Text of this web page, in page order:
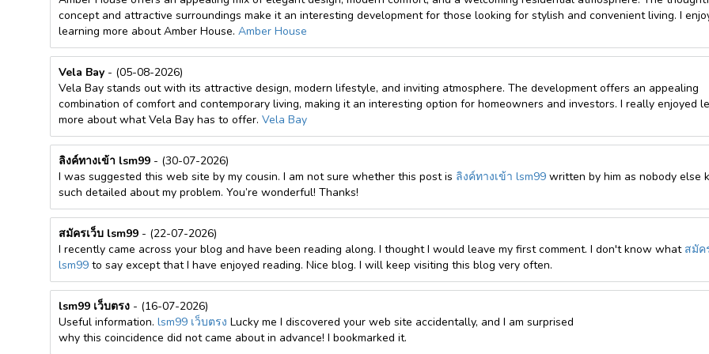
concept and attractive surroundings make it an interesting development for those looking for stylish and convenient living. I
learning more about Amber House. Amber House
Vela Bay - (05-08-2026)
Vela Bay stands out with its attractive design, modern lifestyle, and inviting atmosphere. The development offers an appealing
combination of comfort and contemporary living, making it an interesting option for homeowners and investors. I really enjoyed
more about what Vela Bay has to offer. Vela Bay
ลิงค์ทางเข้า lsm99 - (30-07-2026)
I was suggested this web site by my cousin. I am not sure whether this post is ลิงค์ทางเข้า lsm99 written by him as nobody else
such detailed about my problem. You’re wonderful! Thanks!
สมัครเว็บ lsm99 - (22-07-2026)
I recently came across your blog and have been reading along. I thought I would leave my first comment. I don't know what สมัค
lsm99 to say except that I have enjoyed reading. Nice blog. I will keep visiting this blog very often.
lsm99 เว็บตรง - (16-07-2026)
Useful information. lsm99 เว็บตรง Lucky me I discovered your web site accidentally, and I am surprised
why this coincidence did not came about in advance! I bookmarked it.